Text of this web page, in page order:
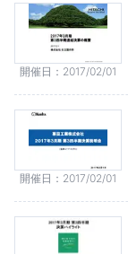
開催日 2017/02/01
開催日 2017/02/01